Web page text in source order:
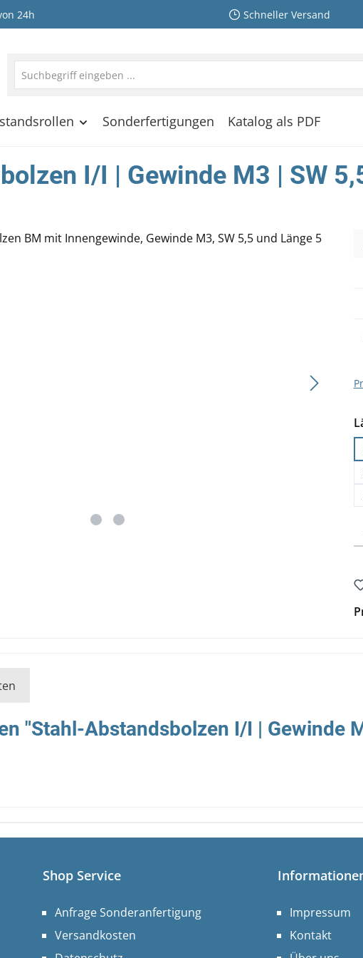
24h Schneller Versand
Sonderfertigungen Katalog als PDF
I/I | Gewinde M3 | SW
"Stahl-Abstandsbolzen I/I | Gewinde
Shop Service
Anfrage Sonderanfertigung
Versandkosten
Impressum
Kontakt